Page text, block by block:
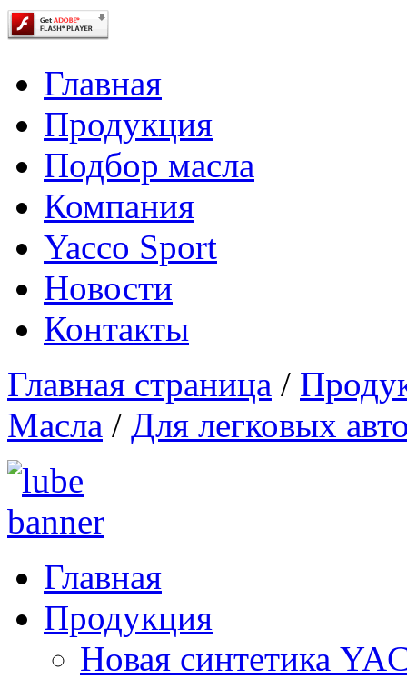
Главная
Продукция
Подбор масла
Компания
Yacco Sport
Новости
Контакты
Главная страница /
Масла / Для легковых
Главная
Продукция
Новая синтетика